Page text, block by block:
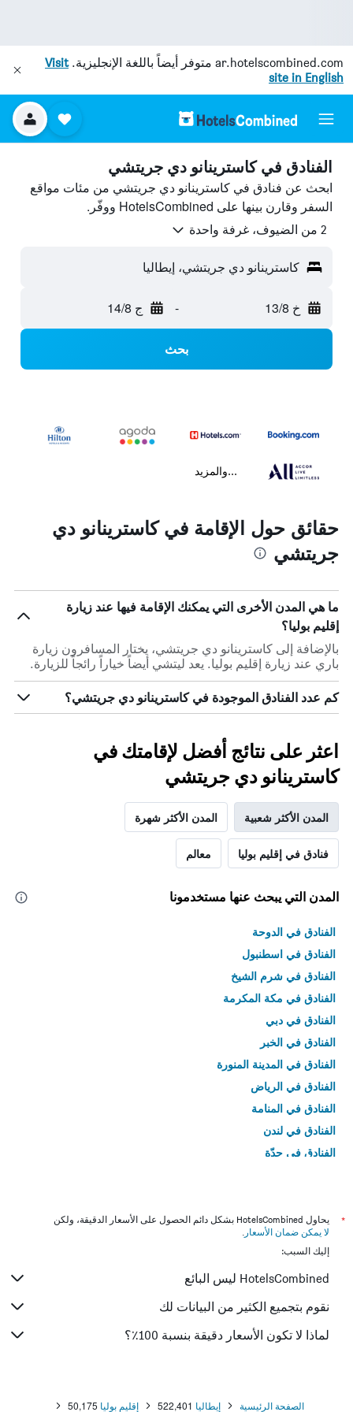
ar.hotelscombined.com متوفر أيضاً باللغة الإنجليزية.Visit
site in English
الفنادق في كاسترينانو دي جريتشي
ابحث عن فنادق في كاسترينانو دي جريتشي من مئات مواقع
السفر وقارن بينها على HotelsCombined ووفّر.
2 من الضيوف، غرفة واحدة
كاسترينانو دي جريتشي، إيطاليا
خ 13/8 - ج 14/8
بحث
...والمزيد
حقائق حول الإقامة في كاسترينانو دي
جريتشي
ما هي المدن الأخرى التي يمكنك الإقامة فيها عند زيارة
إقليم بوليا؟
بالإضافة إلى كاسترينانو دي جريتشي، يختار المسافرون زيارة
باري عند زيارة إقليم بوليا. يعد ليتشي أيضاً خياراً رائجاً للزيارة.
كم عدد الفنادق الموجودة في كاسترينانو دي جريتشي؟
اعثر على نتائج أفضل لإقامتك في
كاسترينانو دي جريتشي
المدن الأكثر شعبية المدن الأكثر شهرة
فنادق في إقليم بوليا معالم
المدن التي يبحث عنها مستخدمونا
الفنادق في الدوحة
الفنادق في اسطنبول
الفنادق في شرم الشيخ
الفنادق في مكة المكرمة
الفنادق في دبي
الفنادق في الخبر
الفنادق في المدينة المنورة
الفنادق في الرياض
الفنادق في المنامة
الفنادق في لندن
الفنادق في جدّة
*
يحاول HotelsCombined بشكل دائم الحصول على الأسعار الدقيقة، ولكن
لا يمكن ضمان الأسعار .
إليك السبب:
HotelsCombined ليس البائع
نقوم بتجميع الكثير من البيانات لك
لماذا لا تكون الأسعار دقيقة بنسبة 100٪؟
الصفحة الرئيسية إيطاليا 522,401 إقليم بوليا 50,175